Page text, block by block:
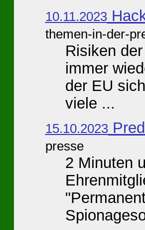
10.11.2023
themen-in-der-
Risiken
immer
der EU
viele ...
15.10.2023
presse
2 Minuten